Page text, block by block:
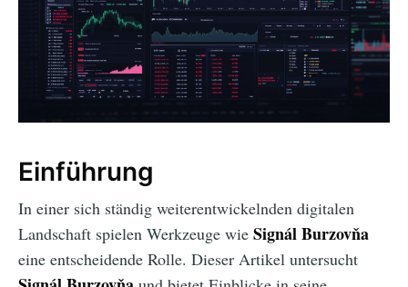
Einführung
In einer sich ständig weiterentwickelnden digitalen
Landschaft spielen Werkzeuge wie Signál Burzovňa
eine entscheidende Rolle. Dieser Artikel untersucht